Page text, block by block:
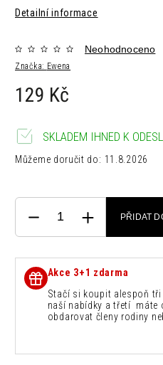
Detailní informace
Značka: Ewena
Neohodnoceno
129 Kč
SKLADEM IHNED K
Můžeme doručit do: 11.8.2026
PŘIDAT
Akce 3+1 zdarma
Stačí si koupit alespoň
naší nabídky a třetí máte
obdarovat členy rodiny